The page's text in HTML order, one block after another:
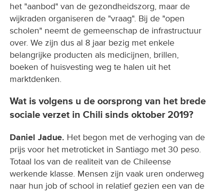
het "aanbod" van de gezondheidszorg, maar de
wijkraden organiseren de "vraag". Bij de "open
scholen" neemt de gemeenschap de infrastructuur
over. We zijn dus al 8 jaar bezig met enkele
belangrijke producten als medicijnen, brillen,
boeken of huisvesting weg te halen uit het
marktdenken.
Wat is volgens u de oorsprong van het brede
sociale verzet in Chili sinds oktober 2019?
Daniel Jadue. Het begon met de verhoging van de
prijs voor het metroticket in Santiago met 30 peso.
Totaal los van de realiteit van de Chileense
werkende klasse. Mensen zijn vaak uren onderweg
naar hun job of school in relatief gezien een van de